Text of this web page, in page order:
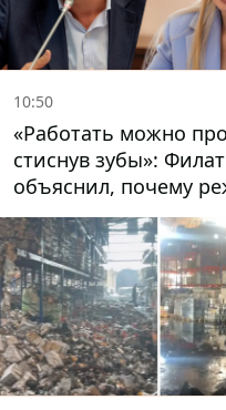
10:50
«Работать можно
стиснув зубы»:
объяснил, почему
пишет в соцсетях и
раскритиковал
чиновников